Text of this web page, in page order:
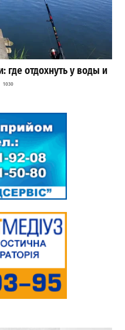
где отдохнуть у воды и
1030